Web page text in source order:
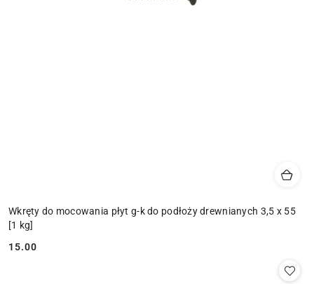
Wkręty do mocowania płyt g-k do podłoży drewnianych 3,5 x 55
[1 kg]
Cena:
15.00